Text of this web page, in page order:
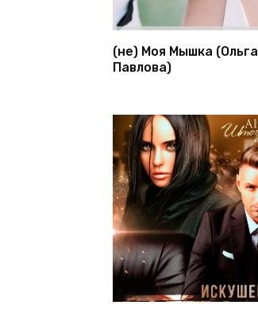
(не) Моя Мышка (Ольга
Павлова)